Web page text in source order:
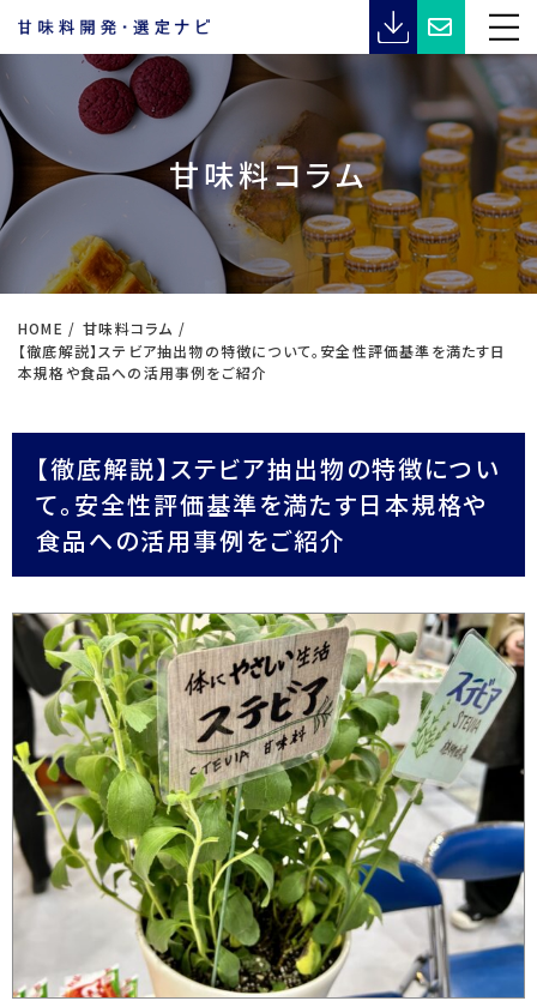
甘味料コラム
HOME
甘味料コラム
【徹底解説】ステビア抽出物の特徴について。安全性評価基準を満たす日
本規格や食品への活用事例をご紹介
【徹底解説】ステビア抽出物の特徴につい
て。安全性評価基準を満たす日本規格や
食品への活用事例をご紹介